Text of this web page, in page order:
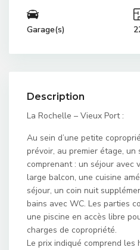
Garage(s)
Description
La Rochelle – Vieux Port :
Au sein d’une petite
prévoir, au premier étage, un
comprenant : un séjour avec
large balcon, une cuisine
séjour, un coin nuit
bains avec WC. Les parties
une piscine en accès libre
charges de copropriété.
Le prix indiqué comprend les